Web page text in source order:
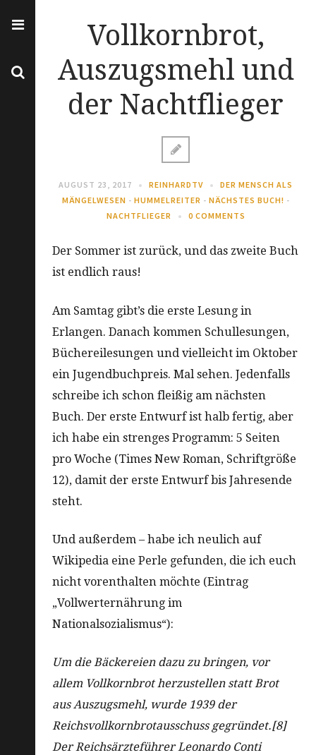
Vollkornbrot,
Auszugsmehl und
der Nachtflieger
AUGUST 23, 2017 REINHARDTV
DER MENSCH ALS
MÄNGELWESEN - HUMMELREITER - NÄCHSTES BUCH! -
NACHTFLIEGER
0 COMMENTS
Der Sommer ist zurück, und das zweite Buch
ist endlich raus!
Am Samtag gibt’s die erste Lesung in
Erlangen. Danach kommen Schullesungen,
Büchereilesungen und vielleicht im Oktober
ein Jugendbuchpreis. Mal sehen. Jedenfalls
schreibe ich schon fleißig am nächsten
Buch. Der erste Entwurf ist halb fertig, aber
ich habe ein strenges Programm: 5 Seiten
pro Woche (Times New Roman, Schriftgröße
12), damit der erste Entwurf bis Jahresende
steht.
Und außerdem – habe ich neulich auf
Wikipedia eine Perle gefunden, die ich euch
nicht vorenthalten möchte (Eintrag
„Vollwerternährung im
Nationalsozialismus“):
Um die Bäckereien dazu zu bringen, vor
allem Vollkornbrot herzustellen statt Brot
aus Auszugsmehl, wurde 1939 der
Reichsvollkornbrotausschuss gegründet.[8]
Der Reichsärzteführer Leonardo Conti